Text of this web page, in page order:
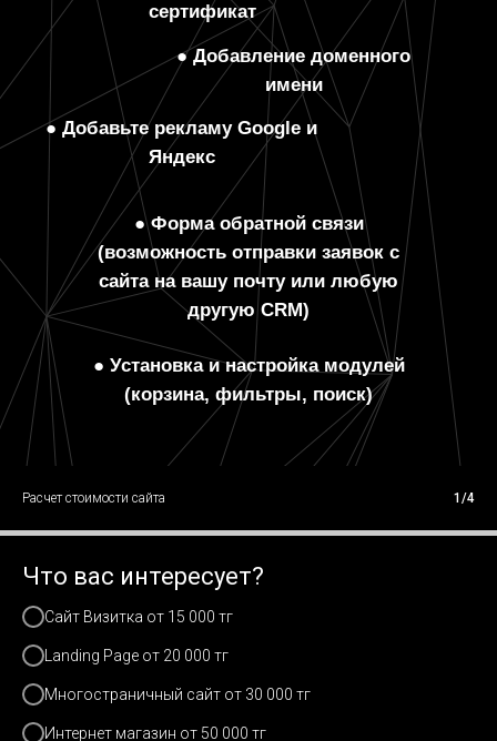
● Форма обратной связи
(возможность отправки заявок с
сайта на вашу почту или любую
другую CRM)
● Установка и настройка модулей
(корзина, фильтры, поиск)
сертификат
● Добавление доменного
имени
● Добавьте рекламу Google и
Яндекс
Расчет стоимости сайта 1/4
Что вас интересует?
Сайт Визитка от 15 000 тг
Landing Page от 20 000 тг
Многостраничный сайт от 30 000 тг
Интернет магазин от 50 000 тг